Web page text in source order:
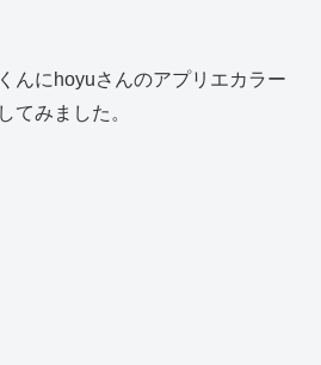
んにhoyuさんのアプリエカラー
てみました。